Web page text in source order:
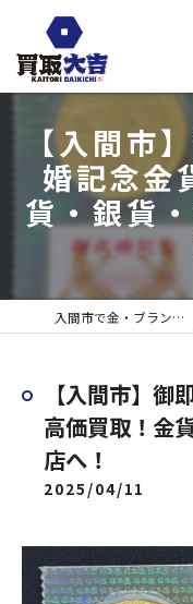
【入間市
婚記念金
貨・銀貨
入間市で金・ブランド売るなら買取大吉 ウエスタ武蔵藤沢店
【入間市】御
高価買取！金
店へ！
2025/04/11